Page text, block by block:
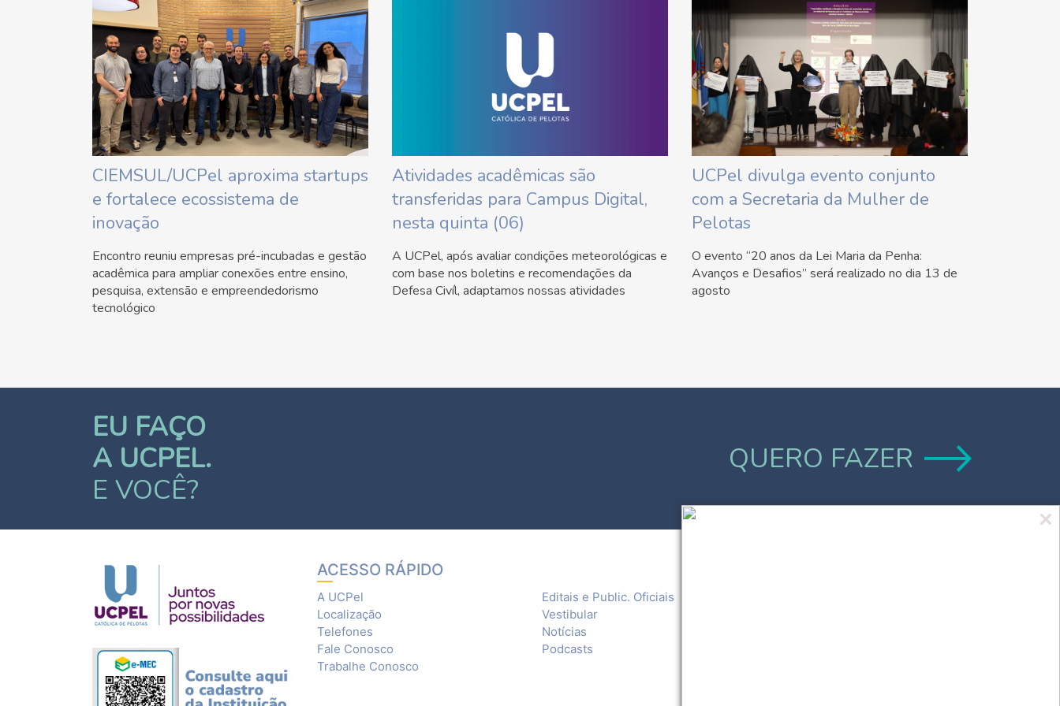
CIEMSUL/UCPel aproxima startups
e fortalece ecossistema de
inovação
Encontro reuniu empresas pré-incubadas e gestão
acadêmica para ampliar conexões entre ensino,
pesquisa, extensão e empreendedorismo
tecnológico
Atividades acadêmicas são
transferidas para Campus Digital,
nesta quinta (06)
A UCPel, após avaliar condições meteorológicas e
com base nos boletins e recomendações da
Defesa Civíl, adaptamos nossas atividades
UCPel divulga evento conjunto
com a Secretaria da Mulher de
Pelotas
O evento “20 anos da Lei Maria da Penha:
Avanços e Desafios” será realizado no dia 13 de
agosto
EU FAÇO
A UCPEL.
E VOCÊ?
QUERO FAZER
ACESSO RÁPIDO
A UCPel
Localização
Telefones
Fale Conosco
Trabalhe Conosco
Editais e Public. Oficiais
Vestibular
Notícias
Podcasts